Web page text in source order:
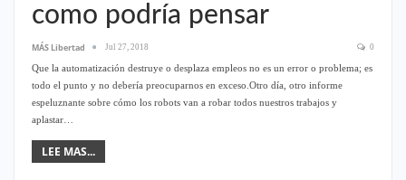
como podría pensar
MÁS Libertad Jul 27, 2018 0
Que la automatización destruye o desplaza empleos no es un error o problema; es
todo el punto y no debería preocuparnos en exceso.Otro día, otro informe
espeluznante sobre cómo los robots van a robar todos nuestros trabajos y
aplastar…
LEE MAS...